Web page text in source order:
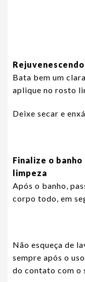
Bata bem um
aplique no rosto
Deixe secar e
Finalize o
limpeza
Após o banho,
corpo todo, em
Não esqueça de
sempre após o
do contato com o